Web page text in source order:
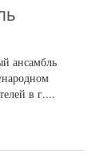
ансамбль
в г....